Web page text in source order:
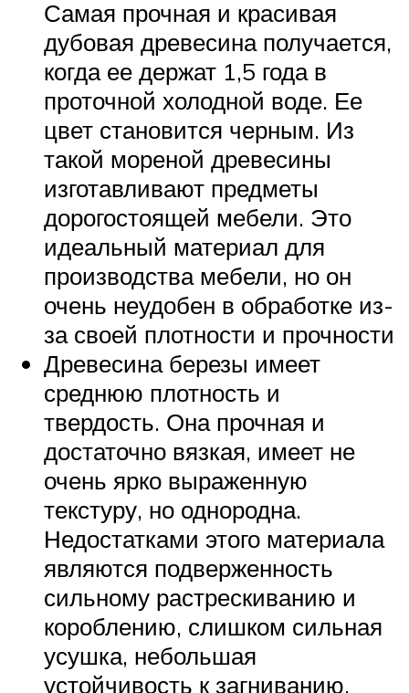
Самая прочная и красивая
дубовая древесина получается,
когда ее держат 1,5 года в
проточной холодной воде. Ее
цвет становится черным. Из
такой мореной древесины
изготавливают предметы
дорогостоящей мебели. Это
идеальный материал для
производства мебели, но он
очень неудобен в обработке из-
за своей плотности и прочности
Древесина березы имеет
среднюю плотность и
твердость. Она прочная и
достаточно вязкая, имеет не
очень ярко выраженную
текстуру, но однородна.
Недостатками этого материала
являются подверженность
сильному растрескиванию и
короблению, слишком сильная
усушка, небольшая
устойчивость к загниванию,